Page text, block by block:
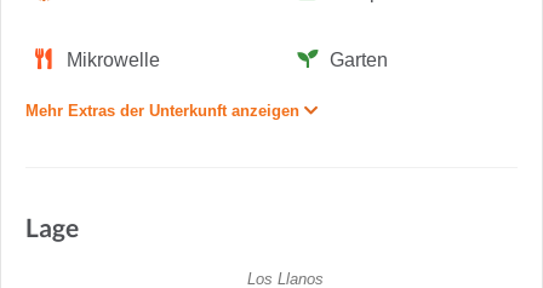
Mikrowelle Garten
Mehr Extras der Unterkunft anzeigen
Lage
Los Llanos